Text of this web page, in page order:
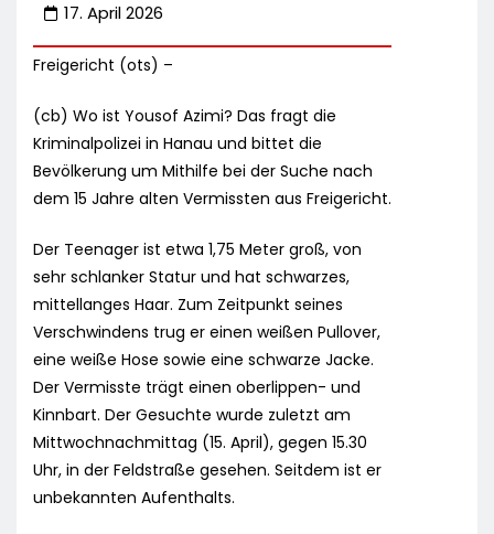
17. April 2026
Freigericht (ots) –
(cb) Wo ist Yousof Azimi? Das fragt die
Kriminalpolizei in Hanau und bittet die
Bevölkerung um Mithilfe bei der Suche nach
dem 15 Jahre alten Vermissten aus Freigericht.
Der Teenager ist etwa 1,75 Meter groß, von
sehr schlanker Statur und hat schwarzes,
mittellanges Haar. Zum Zeitpunkt seines
Verschwindens trug er einen weißen Pullover,
eine weiße Hose sowie eine schwarze Jacke.
Der Vermisste trägt einen oberlippen- und
Kinnbart. Der Gesuchte wurde zuletzt am
Mittwochnachmittag (15. April), gegen 15.30
Uhr, in der Feldstraße gesehen. Seitdem ist er
unbekannten Aufenthalts.